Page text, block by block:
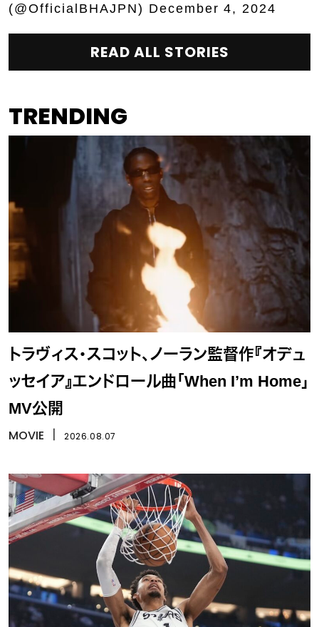
(@OfficialBHAJPN) December 4, 2024
READ ALL STORIES
TRENDING
トラヴィス・スコット、ノーラン監督作『オデュ
ッセイア』エンドロール曲「When I’m Home」
MV公開
MOVIE 2026.08.07